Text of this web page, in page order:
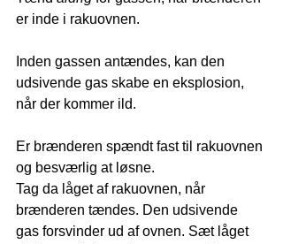
er inde i rakuovnen.
Inden gassen antændes, kan den
udsivende gas skabe en eksplosion,
når der kommer ild.
Er brænderen spændt fast til rakuovnen
og besværlig at løsne.
Tag da låget af rakuovnen, når
brænderen tændes. Den udsivende
gas forsvinder ud af ovnen. Sæt låget